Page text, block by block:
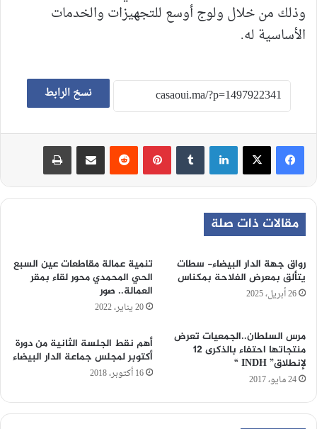
وذلك من خلال ولوج أوسع للتجهيزات والخدمات
الأساسية له.
نسخ الرابط
لينكدإن بينتيريست
مقالات ذات صلة
رواق جهة الدار البيضاء- سطات
يتألق بمعرض الفلاحة بمكناس
26 أبريل، 2025
تنمية عمالة مقاطعات عين السبع
الحي المحمدي محور لقاء بمقر
العمالة.. صور
20 يناير، 2022
مرس السلطان..الجمعيات تعرض
منتجاتها احتفاء بالذكرى 12
لإنطلاق” INDH “
24 مايو، 2017
أهم نقط الجلسة الثانية من دورة
أكتوبر لمجلس جماعة الدار البيضاء
16 أكتوبر، 2018